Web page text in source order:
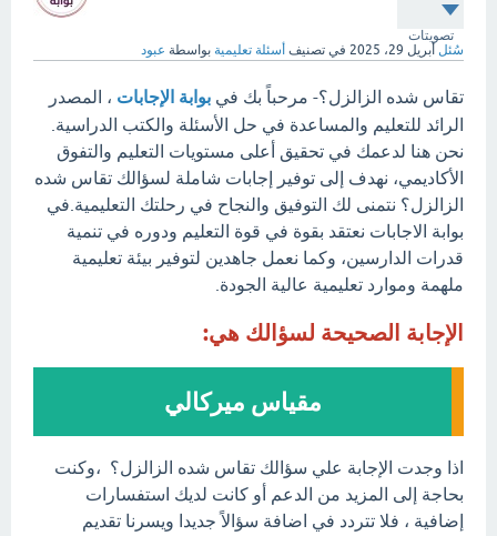
تصويتات
سُئل أبريل 29، 2025 في تصنيف أسئلة تعليمية بواسطة عبود
تقاس شده الزالزل؟- مرحباً بك في بوابة الإجابات ، المصدر
الرائد للتعليم والمساعدة في حل الأسئلة والكتب الدراسية.
نحن هنا لدعمك في تحقيق أعلى مستويات التعليم والتفوق
الأكاديمي، نهدف إلى توفير إجابات شاملة لسؤالك تقاس شده
الزالزل؟ نتمنى لك التوفيق والنجاح في رحلتك التعليمية.في
بوابة الاجابات نعتقد بقوة في قوة التعليم ودوره في تنمية
قدرات الدارسين، وكما نعمل جاهدين لتوفير بيئة تعليمية
ملهمة وموارد تعليمية عالية الجودة.
الإجابة الصحيحة لسؤالك هي:
مقياس ميركالي
اذا وجدت الإجابة علي سؤالك تقاس شده الزالزل؟ ،وكنت
بحاجة إلى المزيد من الدعم أو كانت لديك استفسارات
إضافية ، فلا تتردد في اضافة سؤالاً جديدا ويسرنا تقديم